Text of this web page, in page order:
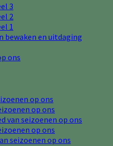
3
2
1
bewaken en uitdaging
ons
op ons
op ons
van seizoenen op ons
op ons
seizoenen op ons